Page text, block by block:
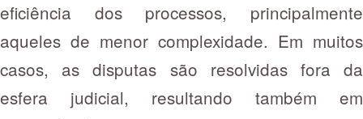
eficiência dos processos, principalmente
aqueles de menor complexidade. Em muitos
casos, as disputas são resolvidas fora da
esfera judicial, resultando também em